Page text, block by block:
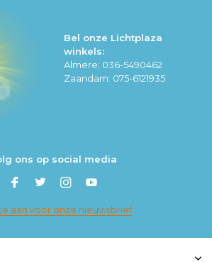
Bel onze Lichtplaza
winkels:
Almere: 036-5490462
Zaandam: 075-6121935
ons op social media
aan voor onze nieuwsbrief